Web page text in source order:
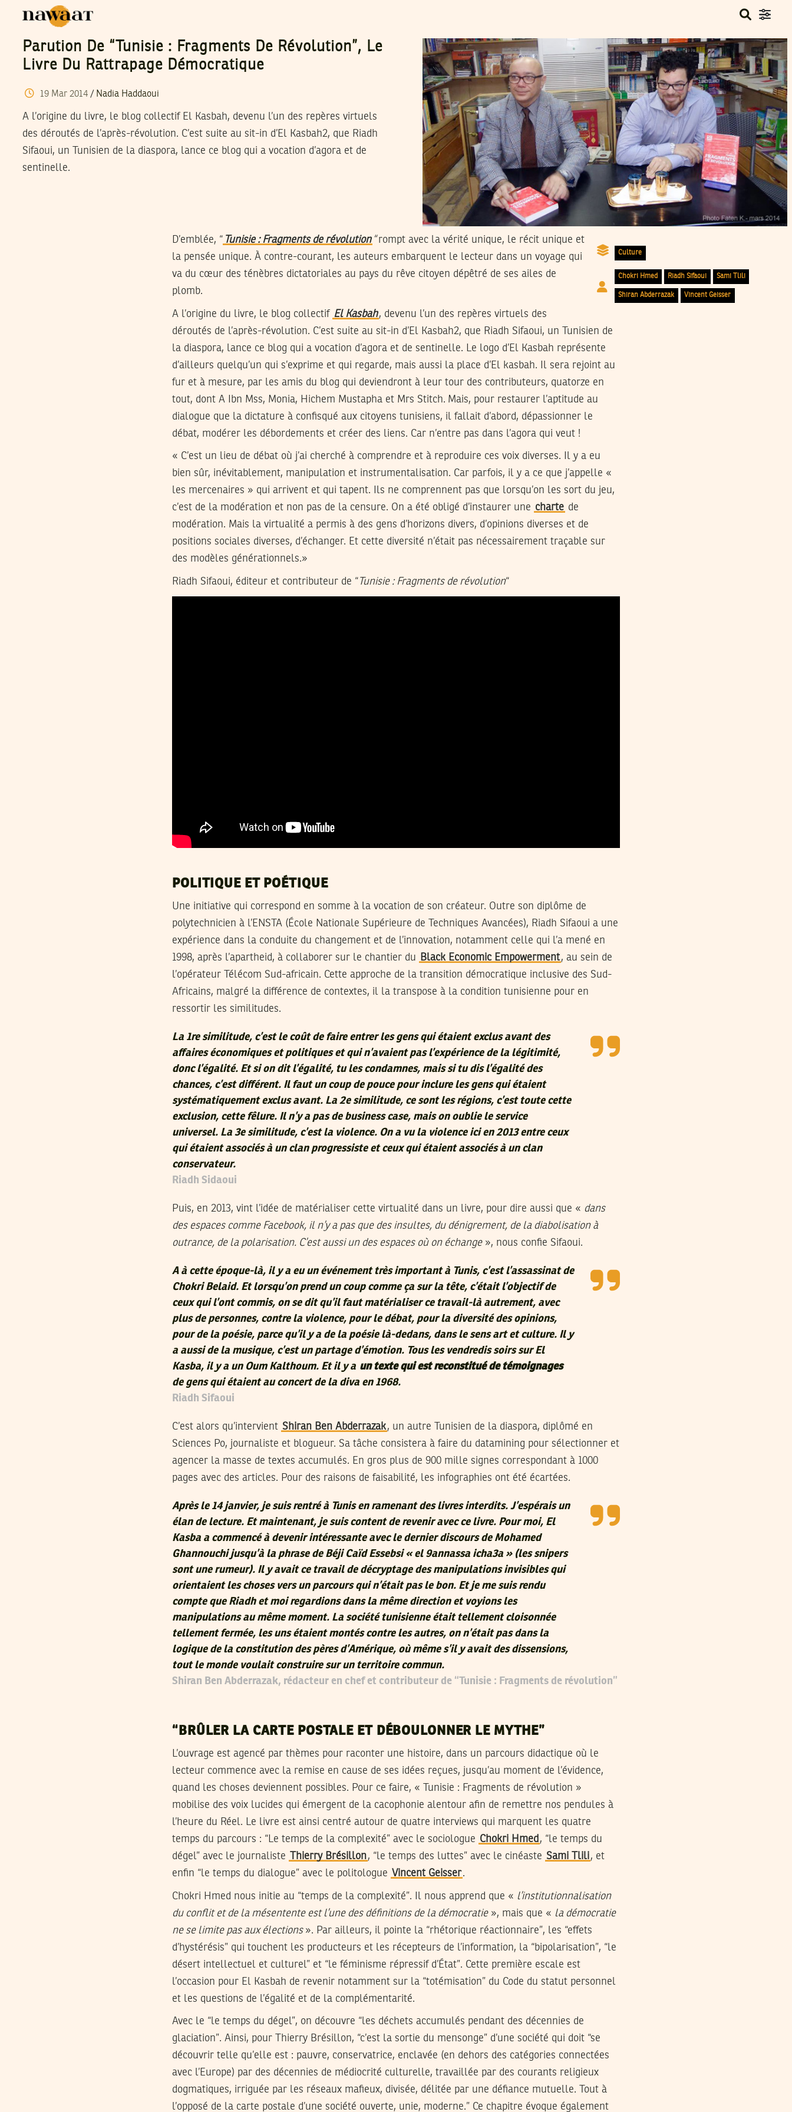
Parution De “Tunisie : Fragments De Révolution”, Le
Livre Du Rattrapage Démocratique
19 Mar 2014/ Nadia Haddaoui
A l’origine du livre, le blog collectif El Kasbah, devenu l’un des repères virtuels
des déroutés de l’après-révolution. C’est suite au sit-in d’El Kasbah2, que Riadh
Sifaoui, un Tunisien de la diaspora, lance ce blog qui a vocation d’agora et de
sentinelle.
Culture
Chokri Hmed Riadh Sifaoui Sami Tlili
Shiran Abderrazak Vincent Geisser
D’emblée, “ Tunisie : Fragments de révolution “rompt avec la vérité unique, le récit unique et
la pensée unique. À contre-courant, les auteurs embarquent le lecteur dans un voyage qui
va du cœur des ténèbres dictatoriales au pays du rêve citoyen dépêtré de ses ailes de
plomb.
A l’origine du livre, le blog collectif El Kasbah, devenu l’un des repères virtuels des
déroutés de l’après-révolution. C’est suite au sit-in d’El Kasbah2, que Riadh Sifaoui, un Tunisien de
la diaspora, lance ce blog qui a vocation d’agora et de sentinelle. Le logo d’El Kasbah représente
d’ailleurs quelqu’un qui s’exprime et qui regarde, mais aussi la place d’El kasbah. Il sera rejoint au
fur et à mesure, par les amis du blog qui deviendront à leur tour des contributeurs, quatorze en
tout, dont A Ibn Mss, Monia, Hichem Mustapha et Mrs Stitch. Mais, pour restaurer l’aptitude au
dialogue que la dictature à confisqué aux citoyens tunisiens, il fallait d’abord, dépassionner le
débat, modérer les débordements et créer des liens. Car n’entre pas dans l’agora qui veut !
« C’est un lieu de débat où j’ai cherché à comprendre et à reproduire ces voix diverses. Il y a eu
bien sûr, inévitablement, manipulation et instrumentalisation. Car parfois, il y a ce que j’appelle «
les mercenaires » qui arrivent et qui tapent. Ils ne comprennent pas que lorsqu’on les sort du jeu,
c’est de la modération et non pas de la censure. On a été obligé d’instaurer une charte de
modération. Mais la virtualité a permis à des gens d’horizons divers, d’opinions diverses et de
positions sociales diverses, d’échanger. Et cette diversité n’était pas nécessairement traçable sur
des modèles générationnels.»
Riadh Sifaoui, éditeur et contributeur de “Tunisie : Fragments de révolution“
POLITIQUE ET POÉTIQUE
Une initiative qui correspond en somme à la vocation de son créateur. Outre son diplôme de
polytechnicien à l’ENSTA (École Nationale Supérieure de Techniques Avancées), Riadh Sifaoui a une
expérience dans la conduite du changement et de l’innovation, notamment celle qui l’a mené en
1998, après l’apartheid, à collaborer sur le chantier du
Black Economic Empowerment, au sein de
l’opérateur Télécom Sud-africain. Cette approche de la transition démocratique inclusive des Sud-
Africains, malgré la différence de contextes, il la transpose à la condition tunisienne pour en
ressortir les similitudes.
La 1re similitude, c’est le coût de faire entrer les gens qui étaient exclus avant des
affaires économiques et politiques et qui n’avaient pas l’expérience de la légitimité,
donc l’égalité. Et si on dit l’égalité, tu les condamnes, mais si tu dis l’égalité des
chances, c’est différent. Il faut un coup de pouce pour inclure les gens qui étaient
systématiquement exclus avant. La 2e similitude, ce sont les régions, c’est toute cette
exclusion, cette fêlure. Il n’y a pas de business case, mais on oublie le service
universel. La 3e similitude, c’est la violence. On a vu la violence ici en 2013 entre ceux
qui étaient associés à un clan progressiste et ceux qui étaient associés à un clan
conservateur.
Riadh Sidaoui
Puis, en 2013, vint l’idée de matérialiser cette virtualité dans un livre, pour dire aussi que « dans
des espaces comme Facebook, il n’y a pas que des insultes, du dénigrement, de la diabolisation à
outrance, de la polarisation. C’est aussi un des espaces où on échange», nous confie Sifaoui.
A à cette époque-là, il y a eu un événement très important à Tunis, c’est l’assassinat de
Chokri Belaid. Et lorsqu’on prend un coup comme ça sur la tête, c’était l’objectif de
ceux qui l’ont commis, on se dit qu’il faut matérialiser ce travail-là autrement, avec
plus de personnes, contre la violence, pour le débat, pour la diversité des opinions,
pour de la poésie, parce qu’il y a de la poésie là-dedans, dans le sens art et culture. Il y
a aussi de la musique, c’est un partage d’émotion. Tous les vendredis soirs sur El
Kasba, il y a un Oum Kalthoum. Et il y a un texte qui est reconstitué de témoignages
de gens qui étaient au concert de la diva en 1968.
Riadh Sifaoui
C’est alors qu’intervient Shiran Ben Abderrazak, un autre Tunisien de la diaspora, diplômé en
Sciences Po, journaliste et blogueur. Sa tâche consistera à faire du datamining pour sélectionner et
agencer la masse de textes accumulés. En gros plus de 900 mille signes correspondant à 1000
pages avec des articles. Pour des raisons de faisabilité, les infographies ont été écartées.
Après le 14 janvier, je suis rentré à Tunis en ramenant des livres interdits. J’espérais un
élan de lecture. Et maintenant, je suis content de revenir avec ce livre. Pour moi, El
Kasba a commencé à devenir intéressante avec le dernier discours de Mohamed
Ghannouchi jusqu’à la phrase de Béji Caïd Essebsi « el 9annassa icha3a » (les snipers
sont une rumeur). Il y avait ce travail de décryptage des manipulations invisibles qui
orientaient les choses vers un parcours qui n’était pas le bon. Et je me suis rendu
compte que Riadh et moi regardions dans la même direction et voyions les
manipulations au même moment. La société tunisienne était tellement cloisonnée
tellement fermée, les uns étaient montés contre les autres, on n’était pas dans la
logique de la constitution des pères d’Amérique, où même s’il y avait des dissensions,
tout le monde voulait construire sur un territoire commun.
Shiran Ben Abderrazak, rédacteur en chef et contributeur de “Tunisie : Fragments de révolution”
“BRÛLER LA CARTE POSTALE ET DÉBOULONNER LE MYTHE”
L’ouvrage est agencé par thèmes pour raconter une histoire, dans un parcours didactique où le
lecteur commence avec la remise en cause de ses idées reçues, jusqu’au moment de l’évidence,
quand les choses deviennent possibles. Pour ce faire, « Tunisie : Fragments de révolution »
mobilise des voix lucides qui émergent de la cacophonie alentour afin de remettre nos pendules à
l’heure du Réel. Le livre est ainsi centré autour de quatre interviews qui marquent les quatre
temps du parcours : “Le temps de la complexité” avec le sociologue Chokri Hmed , “le temps du
dégel” avec le journaliste
Thierry Brésillon, “le temps des luttes” avec le cinéaste Sami Tlili, et
enfin “le temps du dialogue” avec le politologue Vincent Geisser.
Chokri Hmed nous initie au “temps de la complexité”. Il nous apprend que « l’institutionnalisation
du conflit et de la mésentente est l’une des définitions de la démocratie», mais que « la démocratie
ne se limite pas aux élections ». Par ailleurs, il pointe la “rhétorique réactionnaire”, les “effets
d’hystérésis” qui touchent les producteurs et les récepteurs de l’information, la “bipolarisation”, “le
désert intellectuel et culturel” et “le féminisme répressif d’État”. Cette première escale est
l’occasion pour El Kasbah de revenir notamment sur la “totémisation” du Code du statut personnel
et les questions de l’égalité et de la complémentarité.
Avec le “le temps du dégel”, on découvre “les déchets accumulés pendant des décennies de
glaciation”. Ainsi, pour Thierry Brésillon, “c’est la sortie du mensonge” d’une société qui doit “se
découvrir telle qu’elle est : pauvre, conservatrice, enclavée (en dehors des catégories connectées
avec l’Europe) par des décennies de médiocrité culturelle, travaillée par des courants religieux
dogmatiques, irriguée par les réseaux mafieux, divisée, délitée par une défiance mutuelle. Tout à
l’opposé de la carte postale d’une société ouverte, unie, moderne.” Ce chapitre évoque également